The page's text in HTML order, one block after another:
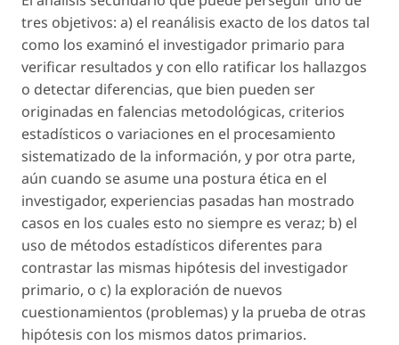
tres objetivos: a) el reanálisis exacto de los datos tal
como los examinó el investigador primario para
verificar resultados y con ello ratificar los hallazgos
o detectar diferencias, que bien pueden ser
originadas en falencias metodológicas, criterios
estadísticos o variaciones en el procesamiento
sistematizado de la información, y por otra parte,
aún cuando se asume una postura ética en el
investigador, experiencias pasadas han mostrado
casos en los cuales esto no siempre es veraz; b) el
uso de métodos estadísticos diferentes para
contrastar las mismas hipótesis del investigador
primario, o c) la exploración de nuevos
cuestionamientos (problemas) y la prueba de otras
hipótesis con los mismos datos primarios.